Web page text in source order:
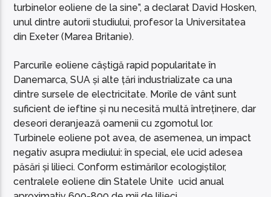
turbinelor eoliene de la sine”, a declarat David Hosken,
unul dintre autorii studiului, profesor la Universitatea
din Exeter (Marea Britanie).
Parcurile eoliene câștigă rapid popularitate în
Danemarca, SUA și alte țări industrializate ca una
dintre sursele de electricitate. Morile de vânt sunt
suficient de ieftine și nu necesită multă întreținere, dar
deseori deranjează oamenii cu zgomotul lor.
Turbinele eoliene pot avea, de asemenea, un impact
negativ asupra mediului: în special, ele ucid adesea
păsări și lilieci. Conform estimărilor ecologiștilor,
centralele eoliene din Statele Unite ucid anual